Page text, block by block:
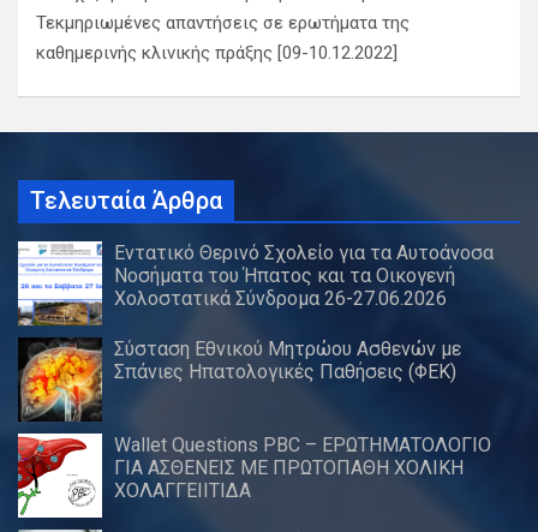
Τεκμηριωμένες απαντήσεις σε ερωτήματα της
καθημερινής κλινικής πράξης [09-10.12.2022]
Τελευταία Άρθρα
Εντατικό Θερινό Σχολείο για τα Αυτοάνοσα
Νοσήματα του Ήπατος και τα Οικογενή
Χολοστατικά Σύνδρομα 26-27.06.2026
Σύσταση Εθνικού Μητρώου Ασθενών με
Σπάνιες Ηπατολογικές Παθήσεις (ΦΕΚ)
Wallet Questions PBC – ΕΡΩΤΗΜΑΤΟΛΟΓΙΟ
ΓΙΑ ΑΣΘΕΝΕΙΣ ΜΕ ΠΡΩΤΟΠΑΘΗ ΧΟΛΙΚΗ
ΧΟΛΑΓΓΕΙΙΤΙΔΑ